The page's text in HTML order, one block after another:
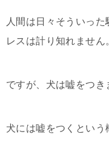
人間は日々そういっ
レスは計り知れません
ですが、犬は嘘をつき
犬には嘘をつくという